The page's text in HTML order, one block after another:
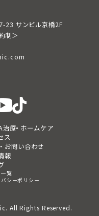
23 サンビル京橋2F
制＞
治療 ホームケア
ス
お問い合わせ
報
一覧
シーポリシー
All Rights Reserved.